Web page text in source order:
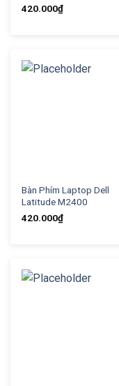
420.000₫
Bàn Phím Laptop Dell
Latitude M2400
420.000₫